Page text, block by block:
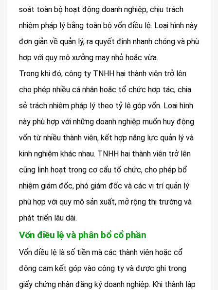
soát toàn bộ hoạt động doanh nghiệp, chịu trách
nhiệm pháp lý bằng toàn bộ vốn điều lệ. Loại hình này
đơn giản về quản lý, ra quyết định nhanh chóng và phù
hợp với quy mô xưởng may nhỏ hoặc vừa.
Trong khi đó, công ty TNHH hai thành viên trở lên
cho phép nhiều cá nhân hoặc tổ chức hợp tác, chia
sẻ trách nhiệm pháp lý theo tỷ lệ góp vốn. Loại hình
này phù hợp với những doanh nghiệp muốn huy động
vốn từ nhiều thành viên, kết hợp năng lực quản lý và
kinh nghiệm khác nhau. TNHH hai thành viên trở lên
cũng linh hoạt trong cơ cấu tổ chức, cho phép bổ
nhiệm giám đốc, phó giám đốc và các vị trí quản lý
phù hợp với quy mô sản xuất, mở rộng thị trường và
phát triển lâu dài.
Vốn điều lệ và phân bổ cổ phần
Vốn điều lệ là số tiền mà các thành viên hoặc cổ
đông cam kết góp vào công ty và được ghi trong
giấy chứng nhận đăng ký doanh nghiệp. Khi thành lập